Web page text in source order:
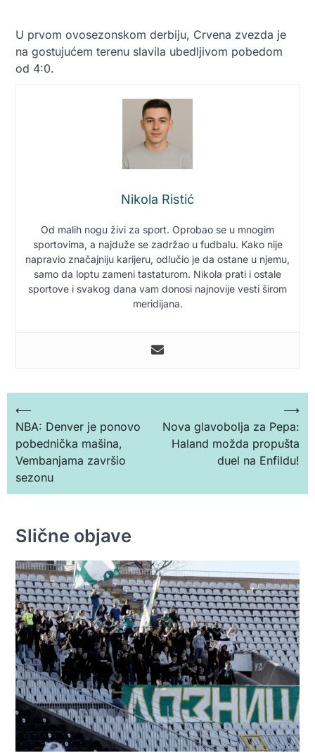
U prvom ovosezonskom derbiju, Crvena zvezda je
na gostujućem terenu slavila ubedljivom pobedom
od 4:0.
Nikola Ristić
Od malih nogu živi za sport. Oprobao se u mnogim
sportovima, a najduže se zadržao u fudbalu. Kako nije
napravio značajniju karijeru, odlučio je da ostane u njemu,
samo da loptu zameni tastaturom. Nikola prati i ostale
sportove i svakog dana vam donosi najnovije vesti širom
meridijana.
Кретање
чланка
⟵
NBA: Denver je ponovo
pobednička mašina,
Vembanjama završio
sezonu
Nova glavobolja za Pepa:
Haland možda propušta
duel na Enfildu!
⟶
Slične objave